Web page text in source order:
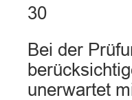
30
Bei der
unerwartet